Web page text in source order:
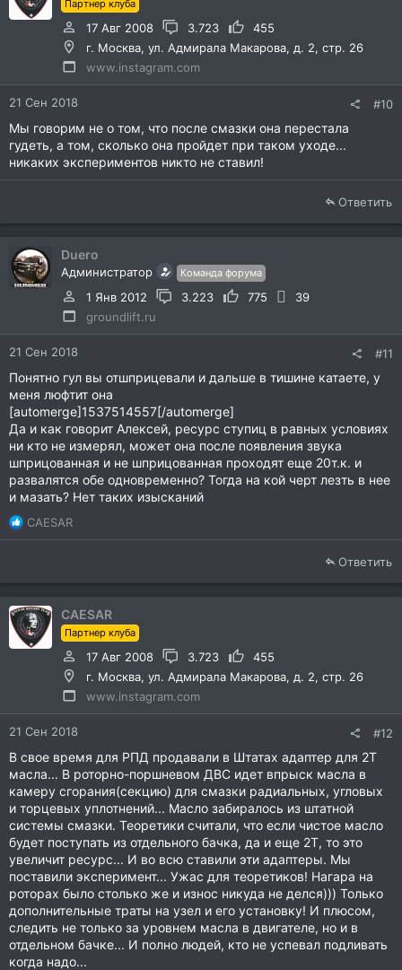
Партнер клуба
17 Авг 2008 3.723
455
г. Москва, ул. Адмирала Макарова, д. 2, стр. 26
www.instagram.com
21 Сен 2018 #10
Мы говорим не о том, что после смазки она перестала
гудеть, а том, сколько она пройдет при таком уходе...
никаких экспериментов никто не ставил!
Ответить
Duero
Администратор Команда форума
1 Янв 2012 3.223 775
39
groundlift.ru
21 Сен 2018 #11
Понятно гул вы отшприцевали и дальше в тишине катаете, у
меня люфтит она
[automerge]1537514557[/automerge]
Да и как говорит Алексей, ресурс ступиц в равных условиях
ни кто не измерял, может она после появления звука
шприцованная и не шприцованная проходят еще 20т.к. и
развалятся обе одновременно? Тогда на кой черт лезть в нее
и мазать? Нет таких изысканий
Р
е
ц
и
:
CAESAR
Ответить
CAESAR
Партнер клуба
17 Авг 2008 3.723
455
г. Москва, ул. Адмирала Макарова, д. 2, стр. 26
www.instagram.com
21 Сен 2018 #12
В свое время для РПД продавали в Штатах адаптер для 2Т
масла... В роторно-поршневом ДВС идет впрыск масла в
камеру сгорания(секцию) для смазки радиальных, угловых
и торцевых уплотнений... Масло забиралось из штатной
системы смазки. Теоретики считали, что если чистое масло
будет поступать из отдельного бачка, да и еще 2Т, то это
увеличит ресурс... И во всю ставили эти адаптеры. Мы
поставили эксперимент... Ужас для теоретиков! Нагара на
роторах было столько же и износ никуда не делся))) Только
дополнительные траты на узел и его установку! И плюсом,
следить не только за уровнем масла в двигателе, но и в
отдельном бачке... И полно людей, кто не успевал подливать
когда надо...